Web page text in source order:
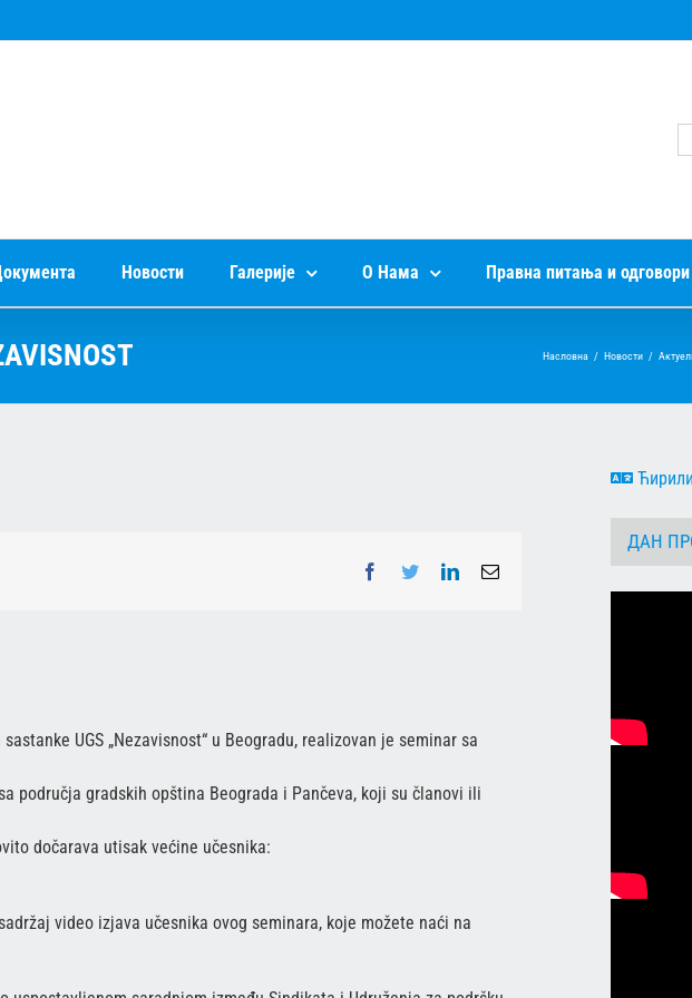
Новости Галерије О Нама Правна питања и одговори
Насловна / Новости /
Facebook
TwitterLinkedInEmail
UGS „Nezavisnost“ u Beogradu, realizovan je seminar sa
područja gradskih opština Beograda i Pančeva, koji su članovi ili
dočarava utisak većine učesnika:
video izjava učesnika ovog seminara, koje možete naći na
ДАН